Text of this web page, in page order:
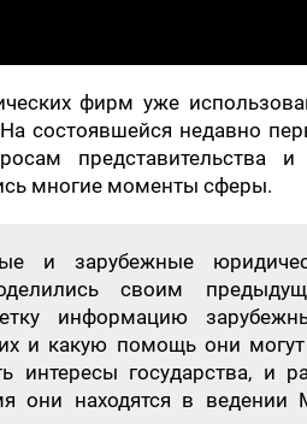
фирм уже
состоявшейся недавно
представительства
многие моменты сферы.
и зарубежные
своим
информацию
и какую помощь они могут
государства, и
они находятся в ведении